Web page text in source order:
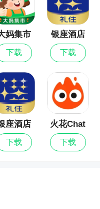
妈集市
下载
银座酒店
最新版
下载
座酒店
下载
火花Chat
最新版
下载